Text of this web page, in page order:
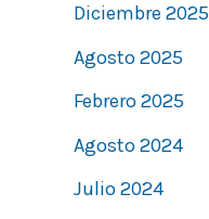
Diciembre 2025
Agosto 2025
Febrero 2025
Agosto 2024
Julio 2024